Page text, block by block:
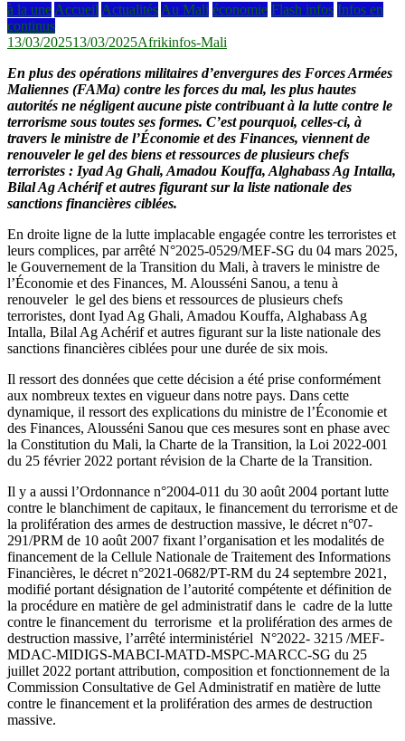
à la une Accueil Actualités Au Mali économie Flash infos Infos en
continus
13/03/202513/03/2025Afrikinfos-Mali
En plus des opérations militaires d’envergures des Forces Armées
Maliennes (FAMa) contre les forces du mal, les plus hautes
autorités ne négligent aucune piste contribuant à la lutte contre le
terrorisme sous toutes ses formes. C’est pourquoi, celles-ci, à
travers le ministre de l’Économie et des Finances, viennent de
renouveler le gel des biens et ressources de plusieurs chefs
terroristes : Iyad Ag Ghali, Amadou Kouffa, Alghabass Ag Intalla,
Bilal Ag Achérif et autres figurant sur la liste nationale des
sanctions financières ciblées.
En droite ligne de la lutte implacable engagée contre les terroristes et
leurs complices, par arrêté N°2025-0529/MEF-SG du 04 mars 2025,
le Gouvernement de la Transition du Mali, à travers le ministre de
l’Économie et des Finances, M. Alousséni Sanou, a tenu à
renouveler le gel des biens et ressources de plusieurs chefs
terroristes, dont Iyad Ag Ghali, Amadou Kouffa, Alghabass Ag
Intalla, Bilal Ag Achérif et autres figurant sur la liste nationale des
sanctions financières ciblées pour une durée de six mois.
Il ressort des données que cette décision a été prise conformément
aux nombreux textes en vigueur dans notre pays. Dans cette
dynamique, il ressort des explications du ministre de l’Économie et
des Finances, Alousséni Sanou que ces mesures sont en phase avec
la Constitution du Mali, la Charte de la Transition, la Loi 2022-001
du 25 février 2022 portant révision de la Charte de la Transition.
Il y a aussi l’Ordonnance n°2004-011 du 30 août 2004 portant lutte
contre le blanchiment de capitaux, le financement du terrorisme et de
la prolifération des armes de destruction massive, le décret n°07-
291/PRM de 10 août 2007 fixant l’organisation et les modalités de
financement de la Cellule Nationale de Traitement des Informations
Financières, le décret n°2021-0682/PT-RM du 24 septembre 2021,
modifié portant désignation de l’autorité compétente et définition de
la procédure en matière de gel administratif dans le cadre de la lutte
contre le financement du terrorisme et la prolifération des armes de
destruction massive, l’arrêté interministériel N°2022- 3215 /MEF-
MDAC-MIDIGS-MABCI-MATD-MSPC-MARCC-SG du 25
juillet 2022 portant attribution, composition et fonctionnement de la
Commission Consultative de Gel Administratif en matière de lutte
contre le financement et la prolifération des armes de destruction
massive.